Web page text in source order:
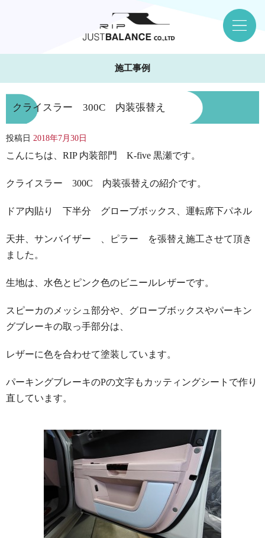
施工事例
クライスラー 300C 内装張替え
投稿日 2018年7月30日
こんにちは、RIP 内装部門 K-five 黒瀬です。
クライスラー 300C 内装張替えの紹介です。
ドア内貼り 下半分 グローブボックス、運転席下パネル
天井、サンバイザー 、ピラー を張替え施工させて頂き
ました。
生地は、水色とピンク色のビニールレザーです。
スピーカのメッシュ部分や、グローブボックスやパーキン
グブレーキの取っ手部分は、
レザーに色を合わせて塗装しています。
パーキングブレーキのPの文字もカッティングシートで作り
直しています。